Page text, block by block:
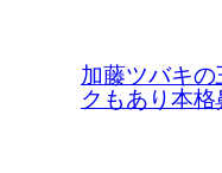
加藤ツバキ
クもあり本